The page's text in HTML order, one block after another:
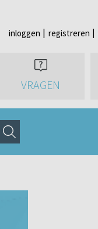
inloggen registreren
VRAGEN